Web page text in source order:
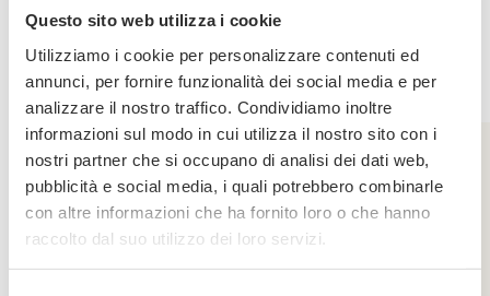
Questo sito web utilizza i cookie
Utilizziamo i cookie per personalizzare contenuti ed
annunci, per fornire funzionalità dei social media e per
analizzare il nostro traffico. Condividiamo inoltre
informazioni sul modo in cui utilizza il nostro sito con i
nostri partner che si occupano di analisi dei dati web,
pubblicità e social media, i quali potrebbero combinarle
con altre informazioni che ha fornito loro o che hanno
raccolto dal suo utilizzo dei loro servizi.
Vogliamo dirvi grazie
Valutazione e recensioni
OPINIONI CERTIFICATE
Ricevi uno sconto del 10% sul
tuo prossimo ordine
Iscriviti subito alla nostra newsletter
La tua email
Iscrivimi